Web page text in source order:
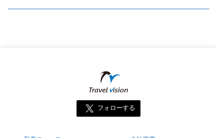
フォローする